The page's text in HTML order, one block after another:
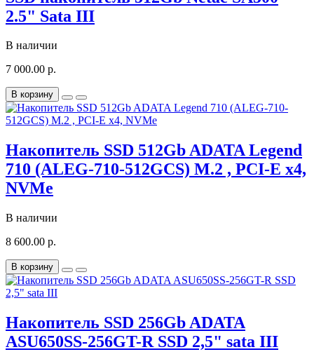
2.5" Sata III
В наличии
7 000.00 р.
В корзину
Накопитель SSD 512Gb ADATA Legend
710 (ALEG-710-512GCS) M.2 , PCI-E x4,
NVMe
В наличии
8 600.00 р.
В корзину
Накопитель SSD 256Gb ADATA
ASU650SS-256GT-R SSD 2,5" sata III